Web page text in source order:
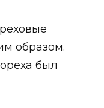
образом.
был